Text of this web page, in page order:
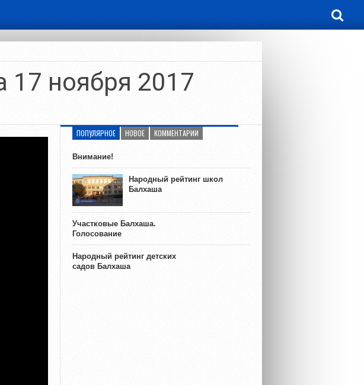
17 ноября 2017
ПОПУЛЯРНОЕ НОВОЕ КОММЕНТАРИИ
Внимание!
Народный рейтинг школ
Балхаша
Участковые Балхаша.
Голосование
Народный рейтинг детских
садов Балхаша